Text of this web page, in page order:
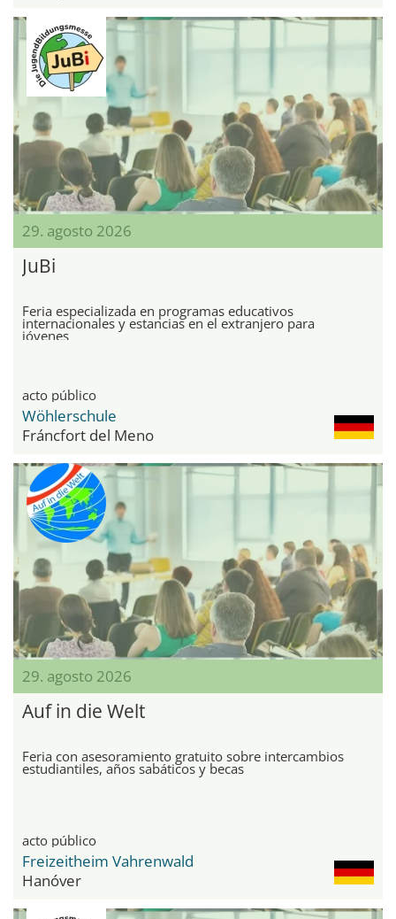
29. agosto 2026
JuBi
Feria especializada en programas educativos
internacionales y estancias en el extranjero para
jóvenes
acto público
Wöhlerschule
Fráncfort del Meno
29. agosto 2026
Auf in die Welt
Feria con asesoramiento gratuito sobre intercambios
estudiantiles, años sabáticos y becas
acto público
Freizeitheim Vahrenwald
Hanóver